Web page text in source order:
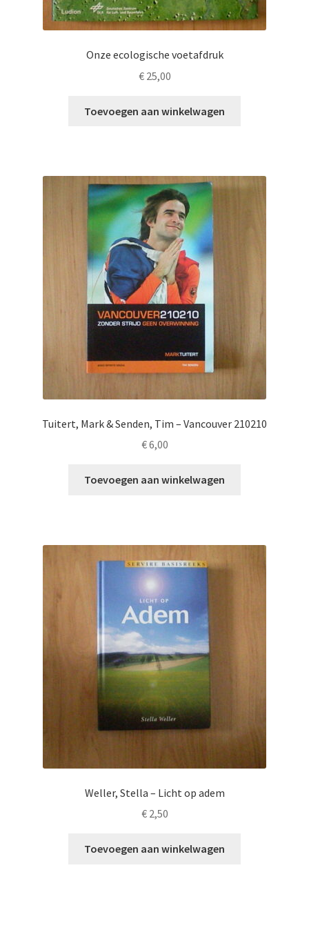
Onze ecologische voetafdruk
€25,00
Toevoegen aan winkelwagen
Tuitert, Mark & Senden, Tim – Vancouver 210210
€6,00
Toevoegen aan winkelwagen
Weller, Stella – Licht op adem
€2,50
Toevoegen aan winkelwagen